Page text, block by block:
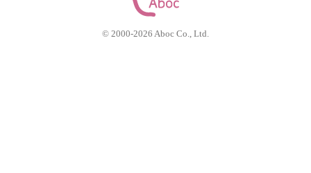
© 2000-2026 Aboc Co., Ltd.